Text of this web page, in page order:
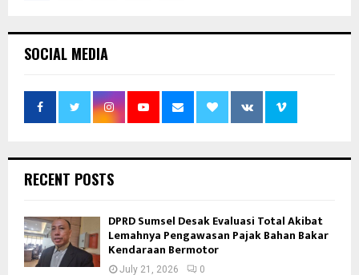
SOCIAL MEDIA
RECENT POSTS
DPRD Sumsel Desak Evaluasi Total Akibat
Lemahnya Pengawasan Pajak Bahan Bakar
Kendaraan Bermotor
July 21, 2026 0